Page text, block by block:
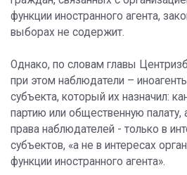
функции иностранного агента,
выборах не содержит.
Однако, по словам главы
при этом наблюдатели –
субъекта, который их назначил:
партию или общественную палату,
права наблюдателей - только в
субъектов, «а не в интересах
функции иностранного агента».